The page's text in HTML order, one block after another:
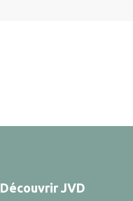
Découvrir JVD